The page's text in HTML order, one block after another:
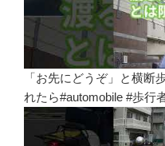
「お先にどうぞ」と横断
れたら#automobile #歩行